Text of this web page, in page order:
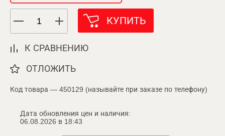
КУПИТЬ
К СРАВНЕНИЮ
ОТЛОЖИТЬ
Код товара — 450129 (называйте при заказе по телефону)
Дата обновления цен и наличия:
06.08.2026 в 18:43